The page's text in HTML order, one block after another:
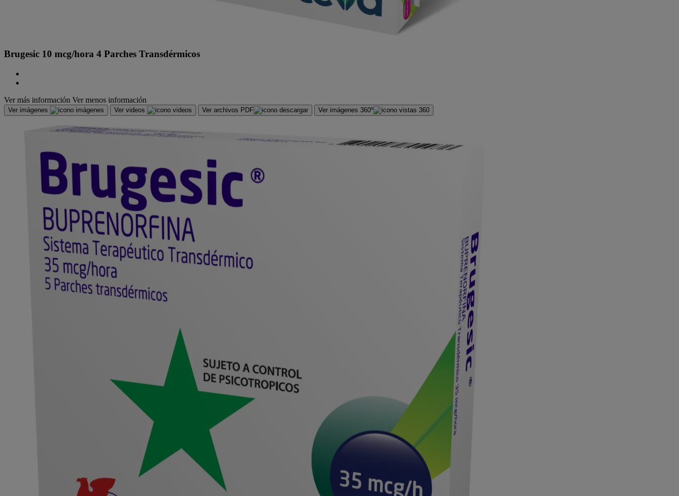
Brugesic 10 mcg/hora 4 Parches Transdérmicos
Ver más información Ver menos información
Ver imágenes Ver videos Ver archivos PDF Ver imágenes 360º